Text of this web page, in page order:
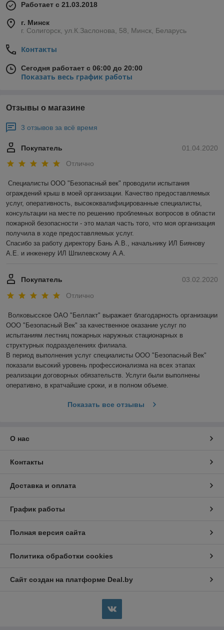
Работает с 21.03.2018
г. Минск
г. Солигорск, ул.К.Заслонова, 58, Минск, Беларусь
Контакты
Сегодня работает с 06:00 до 20:00
Показать весь график работы
Отзывы о магазине
3 отзывов за всё время
01.04.2020
Покупатель
Отлично
Специалисты ООО "Безопасный век" проводили испытания
ограждений крыш в моей организации. Качество предоставляемых
услуг, оперативность, высококвалифицированные специалисты,
консультации на месте по решению проблемных вопросов в области
пожарной безопасности - это малая часть того, что моя организация
получила в ходе предоставляемых услуг.
Спасибо за работу директору Бань А.В., начальнику ИЛ Биянову
А.Е. и инженеру ИЛ Шпилевскому А.А.
03.02.2020
Покупатель
Отлично
Волковысское ОАО "Беллакт" выражает благодарность организации
ООО "Безопасный Век" за качественное оказание услуг по
испытаниям лестниц пожарных наружных стационарных в
структурных подразделениях филиала.
В период выполнения услуг специалисты ООО "Безопасный Век"
показали высокий уровень профессионализма на всех этапах
реализации договорных обязательств. Услуги были выполнены
оперативно, в кратчайшие сроки, и в полном объеме.
Показать все отзывы
О нас
Контакты
Доставка и оплата
График работы
Полная версия сайта
Политика обработки cookies
Сайт создан на платформе Deal.by